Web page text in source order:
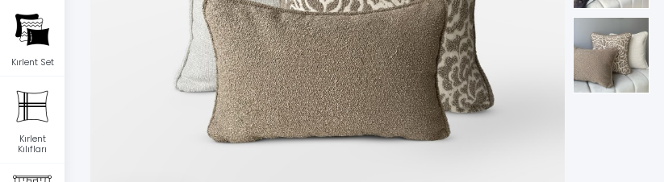
Kırlent Set
Kırlent
Kılıfları